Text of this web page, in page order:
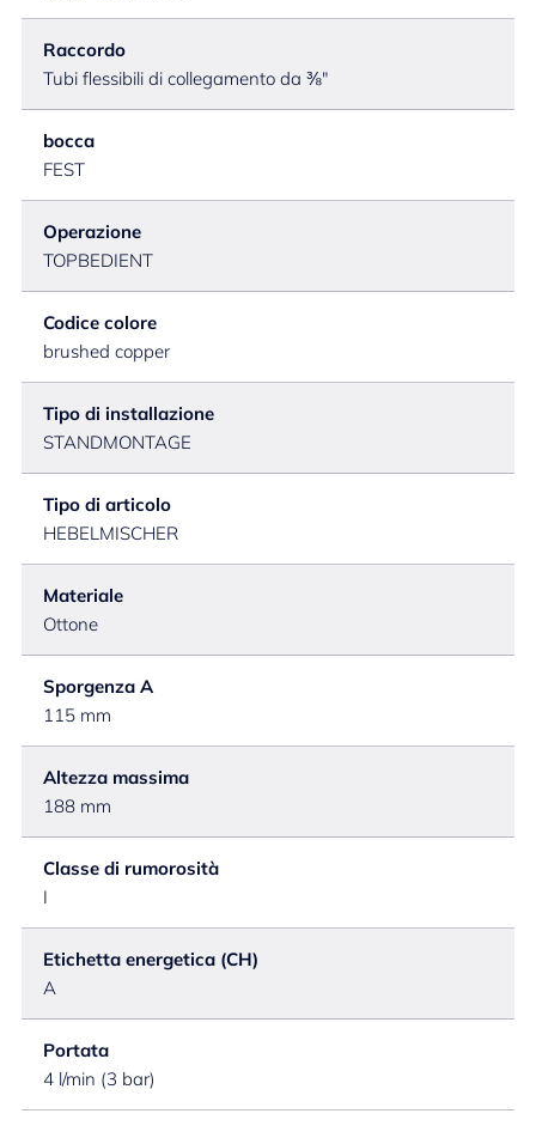
Raccordo
Tubi flessibili di collegamento da ⅜"
bocca
FEST
Operazione
TOPBEDIENT
Codice colore
brushed copper
Tipo di installazione
STANDMONTAGE
Tipo di articolo
HEBELMISCHER
Materiale
Ottone
Sporgenza A
115 mm
Altezza massima
188 mm
Classe di rumorosità
I
Etichetta energetica (CH)
A
Portata
4 l/min (3 bar)